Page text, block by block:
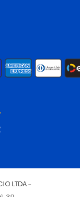
LTDA -